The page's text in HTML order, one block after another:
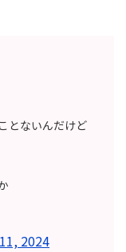
とないんだけど
2024